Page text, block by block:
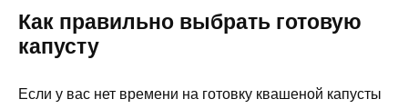
Как правильно выбрать готовую
капусту
Если у вас нет времени на готовку квашеной капусты